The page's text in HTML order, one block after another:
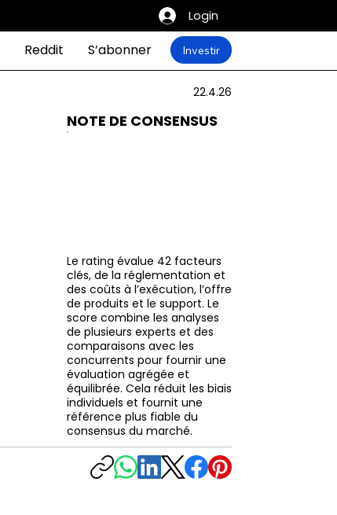
Login
Reddit S’abonner Investir
22.4.26
NOTE DE CONSENSUS
Le rating évalue 42 facteurs
clés, de la réglementation et
des coûts à l’exécution, l’offre
de produits et le support. Le
score combine les analyses
de plusieurs experts et des
comparaisons avec les
concurrents pour fournir une
évaluation agrégée et
équilibrée. Cela réduit les biais
individuels et fournit une
référence plus fiable du
consensus du marché.